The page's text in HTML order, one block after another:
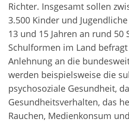
Richter. Insgesamt sollen
3.500 Kinder und
13 und 15 Jahren an rund 50
Schulformen im Land
Anlehnung an die
werden beispielsweise die
psychosoziale Gesundheit,
Gesundheitsverhalten, das
Rauchen, Medienkonsum